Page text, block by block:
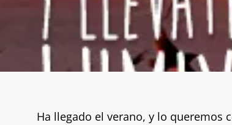
Ha llegado el verano, y lo queremos